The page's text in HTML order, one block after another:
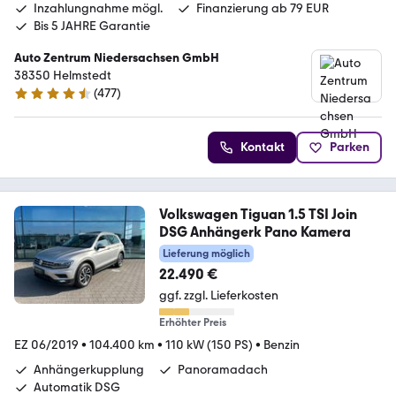
Inzahlungnahme mögl.
Finanzierung ab 79 EUR
Bis 5 JAHRE Garantie
Auto Zentrum Niedersachsen GmbH
38350 Helmstedt
4.5 Sterne
(477)
Kontakt Parken
Volkswagen Tiguan 1.5 TSI Join
DSG Anhängerk Pano Kamera
Lieferung möglich
22.490 €
ggf. zzgl. Lieferkosten
Erhöhter Preis
EZ 06/2019 • 104.400 km • 110 kW (150 PS) • Benzin
Anhängerkupplung
Panoramadach
Automatik DSG